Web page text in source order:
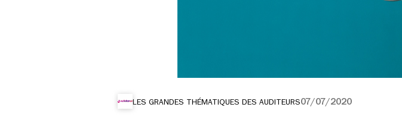
LES GRANDES THÉMATIQUES DES AUDITEURS07/07/2020